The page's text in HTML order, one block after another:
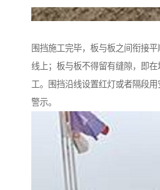
围挡施工完毕，板与板之间衔接
线上；板与板不得留有缝隙，即
工。围挡沿线设置红灯或者隔段用
警示。